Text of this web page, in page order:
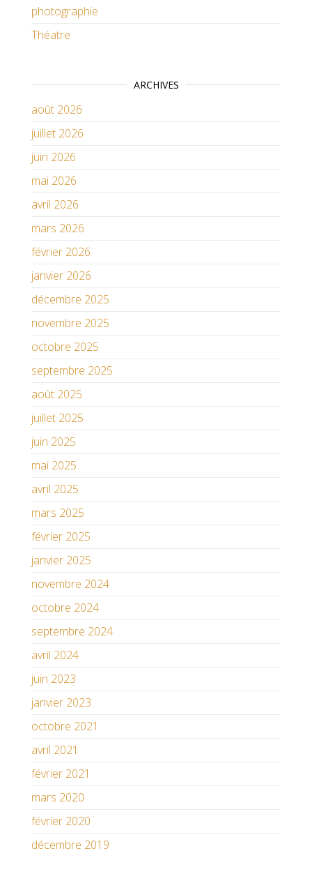
photographie
Théatre
ARCHIVES
août 2026
juillet 2026
juin 2026
mai 2026
avril 2026
mars 2026
février 2026
janvier 2026
décembre 2025
novembre 2025
octobre 2025
septembre 2025
août 2025
juillet 2025
juin 2025
mai 2025
avril 2025
mars 2025
février 2025
janvier 2025
novembre 2024
octobre 2024
septembre 2024
avril 2024
juin 2023
janvier 2023
octobre 2021
avril 2021
février 2021
mars 2020
février 2020
décembre 2019